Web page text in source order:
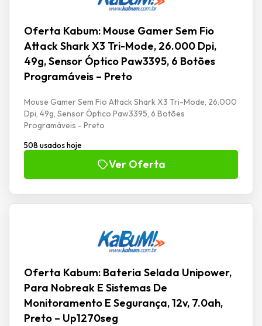
Oferta Kabum: Mouse Gamer Sem Fio
Attack Shark X3 Tri-Mode, 26.000 Dpi,
49g, Sensor Óptico Paw3395, 6 Botões
Programáveis – Preto
Mouse Gamer Sem Fio Attack Shark X3 Tri-Mode, 26.000
Dpi, 49g, Sensor Óptico Paw3395, 6 Botões
Programáveis - Preto
508 usados hoje
Ver Oferta
Oferta Kabum: Bateria Selada Unipower,
Para Nobreak E Sistemas De
Monitoramento E Segurança, 12v, 7.0ah,
Preto – Up1270seg